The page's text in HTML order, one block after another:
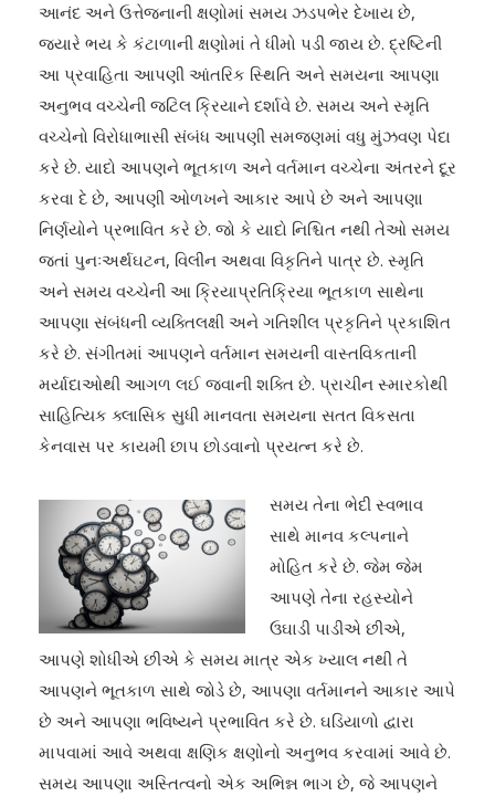
આનંદ અને ઉત્તેજનાની ક્ષણોમાં સમય ઝડપભેર દેખાય છે,
જ્યારે ભય કે કંટાળાની ક્ષણોમાં તે ધીમો પડી જાય છે. દ્રષ્ટિની
આ પ્રવાહિતા આપણી આંતરિક સ્થિતિ અને સમયના આપણા
અનુભવ વચ્ચેની જટિલ ક્રિયાને દર્શાવે છે. સમય અને સ્મૃતિ
વચ્ચેનો વિરોધાભાસી સંબંધ આપણી સમજણમાં વધુ મુંઝવણ પેદા
કરે છે. યાદો આપણને ભૂતકાળ અને વર્તમાન વચ્ચેના અંતરને દૂર
કરવા દે છે, આપણી ઓળખને આકાર આપે છે અને આપણા
નિર્ણયોને પ્રભાવિત કરે છે. જો કે યાદો નિશ્ચિત નથી તેઓ સમય
જતાં પુનઃઅર્થઘટન, વિલીન અથવા વિકૃતિને પાત્ર છે. સ્મૃતિ
અને સમય વચ્ચેની આ ક્રિયાપ્રતિક્રિયા ભૂતકાળ સાથેના
આપણા સંબંધની વ્યક્તિલક્ષી અને ગતિશીલ પ્રકૃતિને પ્રકાશિત
કરે છે. સંગીતમાં આપણને વર્તમાન સમયની વાસ્તવિકતાની
મર્યાદાઓથી આગળ લઈ જવાની શક્તિ છે. પ્રાચીન સ્મારકોથી
સાહિત્યિક ક્લાસિક સુધી માનવતા સમયના સતત વિકસતા
કેનવાસ પર કાયમી છાપ છોડવાનો પ્રયત્ન કરે છે.
સમય તેના ભેદી સ્વભાવ
સાથે માનવ કલ્પનાને
મોહિત કરે છે. જેમ જેમ
આપણે તેના રહસ્યોને
ઉઘાડી પાડીએ છીએ,
આપણે શોધીએ છીએ કે સમય માત્ર એક ખ્યાલ નથી તે
આપણને ભૂતકાળ સાથે જોડે છે, આપણા વર્તમાનને આકાર આપે
છે અને આપણા ભવિષ્યને પ્રભાવિત કરે છે. ઘડિયાળો દ્વારા
માપવામાં આવે અથવા ક્ષણિક ક્ષણોનો અનુભવ કરવામાં આવે છે.
સમય આપણા અસ્તિત્વનો એક અભિન્ન ભાગ છે, જે આપણને